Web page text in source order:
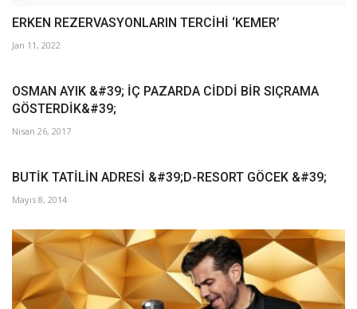
ERKEN REZERVASYONLARIN TERCİHİ ‘KEMER’
Jan 11, 2022
OSMAN AYIK &#39; İÇ PAZARDA CİDDİ BİR SIÇRAMA
GÖSTERDİK&#39;
Nisan 26, 2017
BUTİK TATİLİN ADRESİ &#39;D-RESORT GÖCEK &#39;
Mayıs 8, 2014